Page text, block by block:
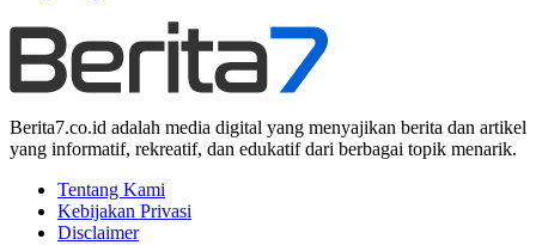
Berita7.co.id adalah media digital yang menyajikan berita dan artikel
yang informatif, rekreatif, dan edukatif dari berbagai topik menarik.
Tentang Kami
Kebijakan Privasi
Disclaimer